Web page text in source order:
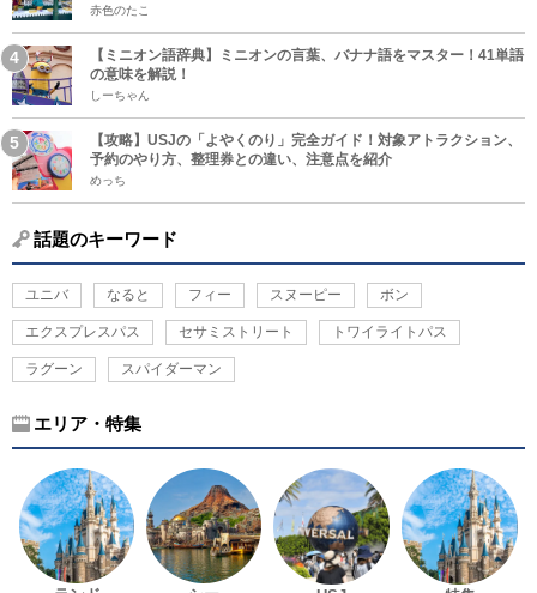
赤色のたこ
【ミニオン語辞典】ミニオンの言葉、バナナ語をマスター！41単語
の意味を解説！
しーちゃん
【攻略】USJの「よやくのり」完全ガイド！対象アトラクション、
予約のやり方、整理券との違い、注意点を紹介
めっち
話題のキーワード
ユニバ なると フィー スヌーピー ボン
エクスプレスパス セサミストリート トワイライトパス
ラグーン スパイダーマン
エリア・特集